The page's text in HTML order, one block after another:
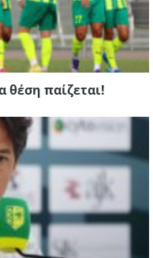
θέση παίζεται!